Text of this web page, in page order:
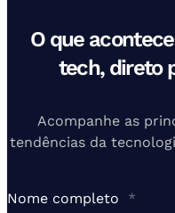
O que
tech, direto
Acompanhe as
tendências da
Nome completo *